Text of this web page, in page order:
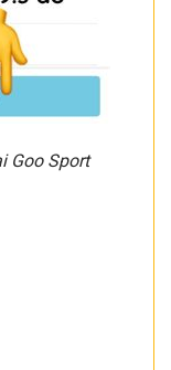
Goo Sport